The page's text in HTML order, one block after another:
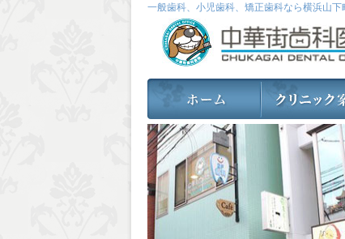
一般歯科、小児歯科、矯正歯科なら横浜山